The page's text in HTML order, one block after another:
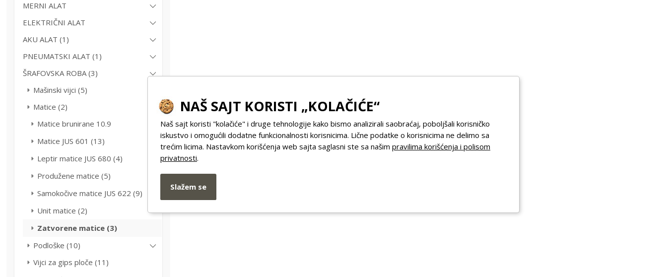
MERNI ALAT
ELEKTRIČNI ALAT
AKU ALAT (1)
PNEUMATSKI ALAT (1)
ŠRAFOVSKA ROBA (3)
Mašinski vijci (5)
Matice (2)
Matice brunirane 10.9
Matice JUS 601 (13)
Leptir matice JUS 680 (4)
Produžene matice (5)
Samokočive matice JUS 622 (9)
Unit matice (2)
Zatvorene matice (3)
Podloške (10)
Vijci za gips ploče (11)
NAŠ SAJT KORISTI „KOLAČIĆE“
Naš sajt koristi "kolačiće" i druge tehnologije kako bismo analizirali saobraćaj, poboljšali korisničko
iskustvo i omogućili dodatne funkcionalnosti korisnicima. Lične podatke o korisnicima ne delimo sa
trećim licima. Nastavkom korišćenja web sajta saglasni ste sa našim pravilima korišćenja i polisom
privatnosti.
Slažem se